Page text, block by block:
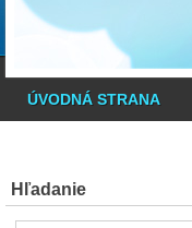
ÚVODNÁ STRANA
Hľadanie